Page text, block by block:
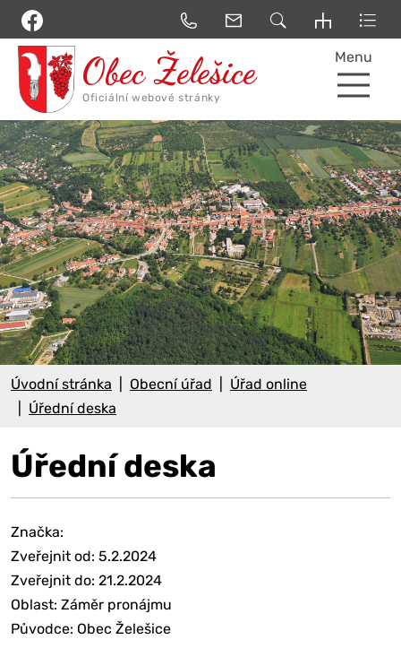
Menu
Úvodní stránka Obecní úřad
Úřad online
Úřední deska
Úřední deska
Značka:
Zveřejnit od: 5.2.2024
Zveřejnit do: 21.2.2024
Oblast: Záměr pronájmu
Původce: Obec Želešice